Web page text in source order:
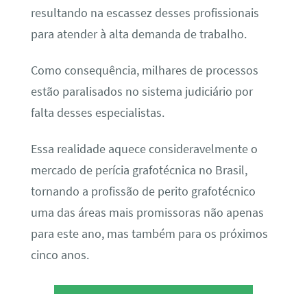
resultando na escassez desses profissionais
para atender à alta demanda de trabalho.
Como consequência, milhares de processos
estão paralisados no sistema judiciário por
falta desses especialistas.
Essa realidade aquece consideravelmente o
mercado de perícia grafotécnica no Brasil,
tornando a profissão de perito grafotécnico
uma das áreas mais promissoras não apenas
para este ano, mas também para os próximos
cinco anos.